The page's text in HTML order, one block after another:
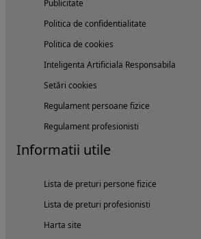
Publicitate
Politica de confidentialitate
Politica de cookies
Inteligenta Artificiala Responsabila
Setări cookies
Regulament persoane fizice
Regulament profesionisti
Informatii utile
Lista de preturi persone fizice
Lista de preturi profesionisti
Harta site